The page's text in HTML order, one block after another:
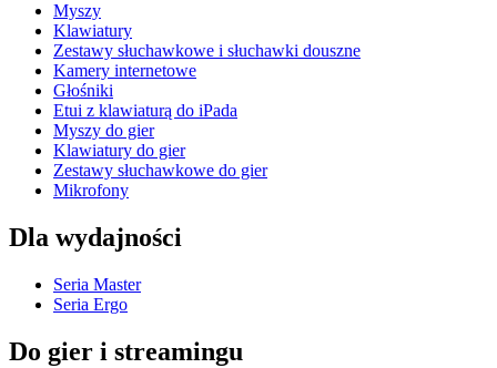
Myszy
Klawiatury
Zestawy słuchawkowe i słuchawki douszne
Kamery internetowe
Głośniki
Etui z klawiaturą do iPada
Myszy do gier
Klawiatury do gier
Zestawy słuchawkowe do gier
Mikrofony
Dla wydajności
Seria Master
Seria Ergo
Do gier i streamingu